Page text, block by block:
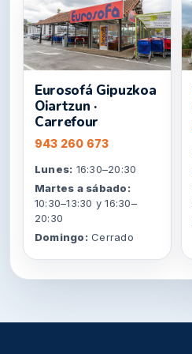
Eurosofá Gipuzkoa
Oiartzun ·
Carrefour
943 260 673
Lunes: 16:30–20:30
Martes a sábado:
10:30–13:30 y 16:30–
20:30
Domingo:Cerrado